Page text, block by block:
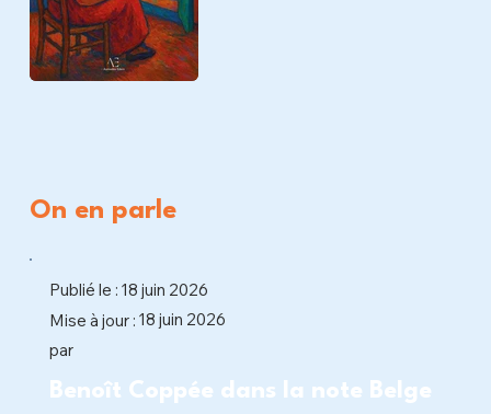
On en parle
Publié le : 18 juin 2026
Mise à jour : 18 juin 2026
par
Benoît Coppée dans la note Belge